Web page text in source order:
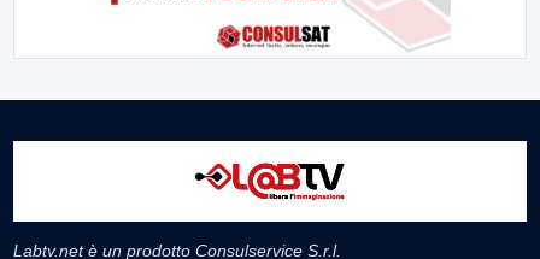
Labtv.net è un prodotto Consulservice S.r.l.